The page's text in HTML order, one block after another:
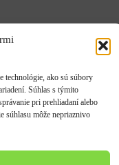
technológie, ako sú súbory
Súhlas s týmito
pri prehliadaní alebo
súhlasu môže nepriaznivo